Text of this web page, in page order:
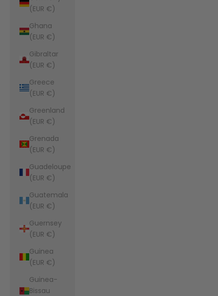
(EUR €)
Ghana
(EUR €)
Gibraltar
(EUR €)
Greece
(EUR €)
Greenland
(EUR €)
Grenada
(EUR €)
Guadeloupe
(EUR €)
Guatemala
(EUR €)
Guernsey
(EUR €)
Guinea
(EUR €)
Guinea-
Bissau